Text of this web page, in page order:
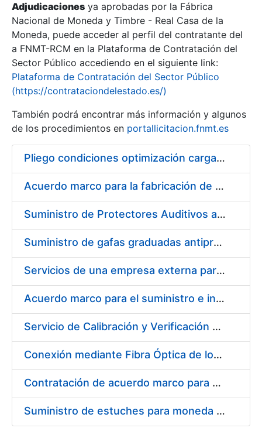
Mostrar/Ocultar
Mostrar/Ocultar
Adjudicaciones ya aprobadas por la Fábrica
Nacional de Moneda y Timbre - Real Casa de la
Moneda, puede acceder al perfil del contratante del
a FNMT-RCM en la Plataforma de Contratación del
Sector Público accediendo en el siguiente link:
Plataforma de Contratación del Sector Público
(https://contrataciondelestado.es/)
También podrá encontrar más información y algunos
de los procedimientos en portallicitacion.fnmt.es
Pliego condiciones optimización cargas compras firmado
Acuerdo marco para la fabricación de piezas
Suministro de Protectores Auditivos a medida para las personas trabajadoras de los Centros de Trabajo de Madrid y Burgos
Suministro de gafas graduadas antiproyecciones para los trabajadores de la FNMT-RCM en los centros de trabajo de Madrid y Burgos
Servicios de una empresa externa para el asesoramiento y resolución de los recursos de alzada que se presentan relacionados con procesos de selección para la FNMT-RCM
Acuerdo marco para el suministro e instalación de persianas, estores y otros complementos
Servicio de Calibración y Verificación Externa de los Equipos de Medición del Servicio de Prevención de la FNMT-RCM
Conexión mediante Fibra Óptica de los Centros de Proceso de Datos (CPDs) de las sedes de la FNMT-RCM de Burgos y Madrid
Contratación de acuerdo marco para el Suministro de Material de Electricidad para la Fábrica Nacional de Moneda y Timbre-Real Casa de la Moneda en su centro de trabajo de Burgos
Suministro de estuches para moneda de 30 €